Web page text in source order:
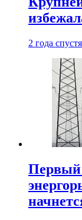
2 года спустя
Первый